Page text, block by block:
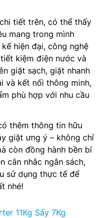
tiết trên, có thể thấy
mang trong mình
hiện đại, công nghệ
kiệm điện nước và
giặt sạch, giặt nhanh
và kết nối thông minh,
phù hợp với nhu cầu
thêm thông tin hữu
giặt ưng ý – không chỉ
còn đồng hành bền bỉ
cân nhắc ngân sách,
sử dụng thực tế để
nhé!
11Kg Sấy 7Kg